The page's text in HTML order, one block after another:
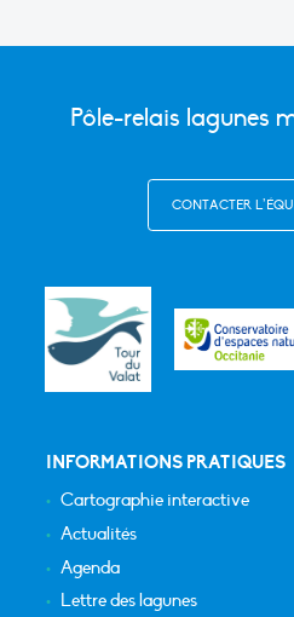
Pôle-relais lagunes
CONTACTER
INFORMATIONS PRATIQUES
Cartographie interactive
Actualités
Agenda
Lettre des lagunes